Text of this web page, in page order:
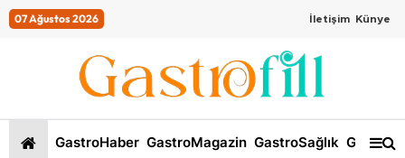
07 Ağustos 2026 İletişim Künye
GastroHaber GastroMagazin GastroSağlık